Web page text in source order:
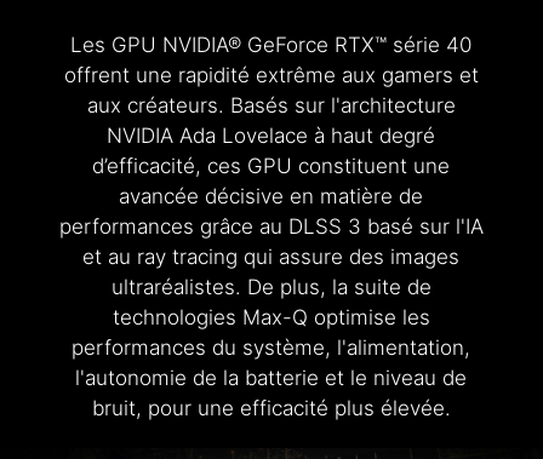
Les GPU NVIDIA® GeForce RTX™ série 40
offrent une rapidité extrême aux gamers et
aux créateurs. Basés sur l'architecture
NVIDIA Ada Lovelace à haut degré
d’efficacité, ces GPU constituent une
avancée décisive en matière de
performances grâce au DLSS 3 basé sur l'IA
et au ray tracing qui assure des images
ultraréalistes. De plus, la suite de
technologies Max-Q optimise les
performances du système, l'alimentation,
l'autonomie de la batterie et le niveau de
bruit, pour une efficacité plus élevée.